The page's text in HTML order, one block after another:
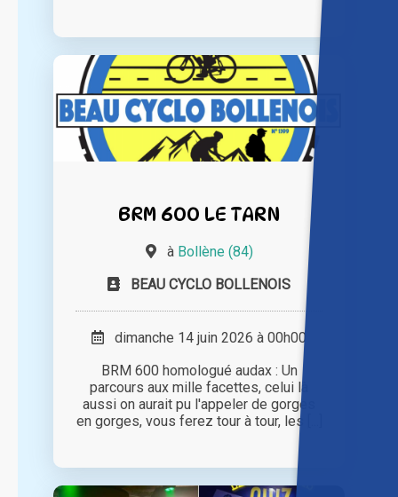
BRM 600 LE TARN
à Bollène (84)
BEAU CYCLO BOLLENOIS
dimanche 14 juin 2026 à 00h00
BRM 600 homologué audax : Un
parcours aux mille facettes, celui là
aussi on aurait pu l'appeler de gorges
en gorges, vous ferez tour à tour, les [...]